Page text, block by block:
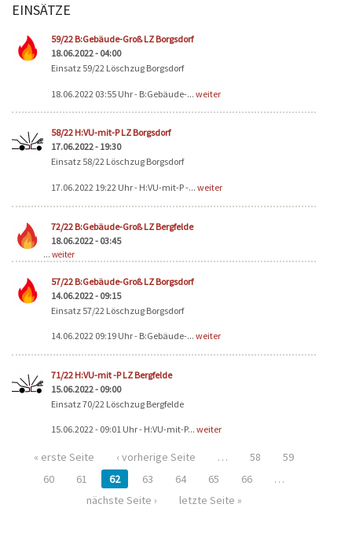
EINSÄTZE
59/22 B:Gebäude-Groß LZ Borgsdorf
18.06.2022 - 04:00
Einsatz 59/22 Löschzug Borgsdorf
18.06.2022 03:55 Uhr - B:Gebäude-... weiter
58/22 H:VU-mit-P LZ Borgsdorf
17.06.2022 - 19:30
Einsatz 58/22 Löschzug Borgsdorf
17.06.2022 19:22 Uhr - H:VU-mit-P -... weiter
72/22 B:Gebäude-Groß LZ Bergfelde
18.06.2022 - 03:45
... weiter
57/22 B:Gebäude-Groß LZ Borgsdorf
14.06.2022 - 09:15
Einsatz 57/22 Löschzug Borgsdorf
14.06.2022 09:19 Uhr - B:Gebäude-... weiter
71/22 H:VU-mit -P LZ Bergfelde
15.06.2022 - 09:00
Einsatz 70/22 Löschzug Bergfelde
15.06.2022 - 09:01 Uhr - H:VU-mit-P... weiter
Seiten
« erste Seite ‹ vorherige Seite … 58
59
60
61 62 63 64 65 66
…
nächste Seite ›
letzte Seite »